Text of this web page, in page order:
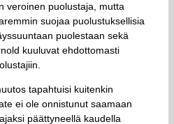
veroinen puolustaja, mutta
suojaa puolustuksellisia
puolestaan sekä
kuuluvat ehdottomasti
tapahtuisi kuitenkin
ei ole onnistunut saamaan
päättyneellä kaudella